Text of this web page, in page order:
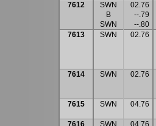
7612
SWN
B
SWN
02.76
--.79
--.80
7613 SWN 02.76
7614 SWN 02.76
7615 SWN 04.76
7616 SWN 04.76